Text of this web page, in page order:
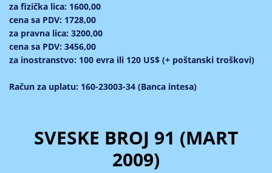
za fizička lica: 1600,00
cena sa PDV: 1728,00
za pravna lica: 3200,00
cena sa PDV: 3456,00
za inostranstvo: 100 evra ili 120 US$ (+ poštanski troškovi)
Račun za uplatu: 160-23003-34 (Banca intesa)
SVESKE BROJ 91 (MART
2009)